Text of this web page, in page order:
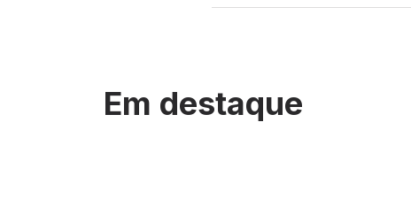
Em destaque